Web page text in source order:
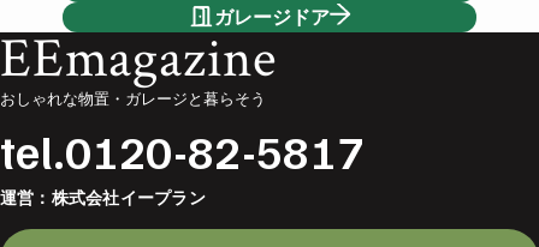
ガレージドア
EEmagazine
おしゃれな物置・ガレージと暮らそう
tel.0120-82-5817
運営： 株式会社イープラン